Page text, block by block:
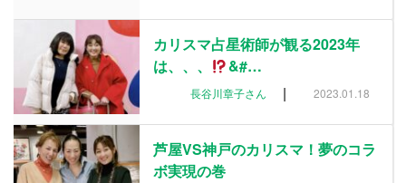
カリスマ占星術師が観る2023年
は、、、
&#…
長谷川章子さん | 2023.01.18
芦屋VS神戸のカリスマ！夢のコラ
ボ実現の巻